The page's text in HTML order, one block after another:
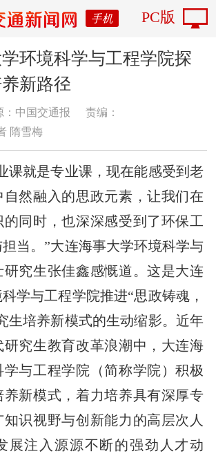
手机 PC版
环境科学与工程学院探
新路径
：中国交通报
责编：
隋雪梅
课就是专业课，现在能感受到老
自然融入的思政元素，让我们在
同时，也深深感受到了环保工
当。”大连海事大学环境科学与
研究生张佳鑫感慨道。这是大连
学与工程学院推进“思政铸魂，
生培养新模式的生动缩影。近年
研究生教育改革浪潮中，大连海
与工程学院（简称学院）积极
养新模式，着力培养具有深厚专
识视野与创新能力的高层次人
展注入源源不断的强劲人才动